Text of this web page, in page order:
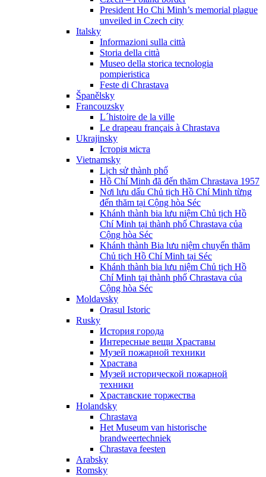
President Ho Chi Minh’s memorial plague
unveiled in Czech city
Italsky
Informazioni sulla città
Storia della città
Museo della storica tecnologia
pompieristica
Feste di Chrastava
Španělsky
Francouzsky
L´histoire de la ville
Le drapeau français à Chrastava
Ukrajinsky
Історія міста
Vietnamsky
Lịch sử thành phố
Hồ Chí Minh đã đến thăm Chrastava 1957
Nơi lưu dấu Chủ tịch Hồ Chí Minh từng
đến thăm tại Cộng hòa Séc
Khánh thành bia lưu niệm Chủ tịch Hồ
Chí Minh tại thành phố Chrastava của
Cộng hòa Séc
Khánh thành Bia lưu niệm chuyến thăm
Chủ tịch Hồ Chí Minh tại Séc
Khánh thành bia lưu niệm Chủ tịch Hồ
Chí Minh tại thành phố Chrastava của
Cộng hòa Séc
Moldavsky
Orasul Istoric
Rusky
История города
Интересные вещи Храставы
Музей пожарной техники
Храстава
Музей исторической пожарной
техники
Храставские торжества
Holandsky
Chrastava
Het Museum van historische
brandweertechniek
Chrastava feesten
Arabsky
Romsky